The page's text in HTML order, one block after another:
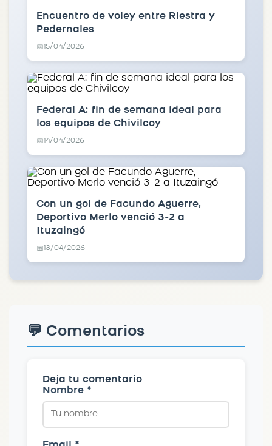
Encuentro de voley entre Riestra y
Pedernales
📅15/04/2026
Federal A: fin de semana ideal para
los equipos de Chivilcoy
📅14/04/2026
Con un gol de Facundo Aguerre,
Deportivo Merlo venció 3-2 a
Ituzaingó
📅13/04/2026
💬 Comentarios
Deja tu comentario
Nombre *